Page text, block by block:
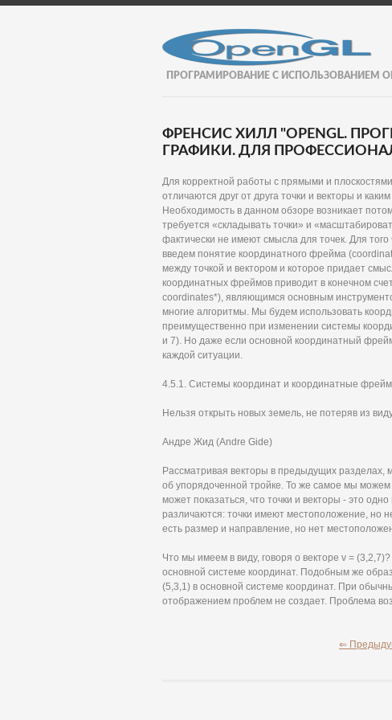
ПРОГРАМИРОВАНИЕ С ИСПОЛЬЗОВАНИЕМ
ФРЕНСИС ХИЛЛ "OPENGL.
ГРАФИКИ. ДЛЯ
Для корректной работы с прямыми и
отличаются друг от друга точки и векторы и
Необходимость в данном обзоре возникает
требуется «складывать точки» и
фактически не имеют смысла для точек. Для
введем понятие координатного фрейма
между точкой и вектором и которое придает
координатных фреймов приводит в конечном
coordinates*), являющимся основным
многие алгоритмы. Мы будем использовать
преимущественно при изменении системы
и 7). Но даже если основной координатный
каждой ситуации.
4.5.1. Системы координат и координатные
Нельзя открыть новых земель, не потеряв из
Андре Жид (Andre Gide)
Рассматривая векторы в предыдущих разделах,
об упорядоченной тройке. То же самое мы можем
может показаться, что точки и векторы - это
различаются: точки имеют местоположение, но
есть размер и направление, но нет
Что мы имеем в виду, говоря о векторе v =
основной системе координат. Подобным же
(5,3,1) в основной системе координат. При
отображением проблем не создает. Проблема
⇐